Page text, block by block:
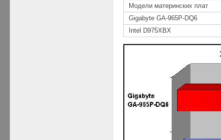
Модели материнских плат
Gigabyte GA-965P-DQ6
Intel D975XBX